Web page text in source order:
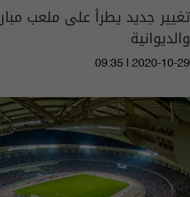
تغيير جديد يطرأ على ملعب
والديوانية
09:35 | 2020-10-29